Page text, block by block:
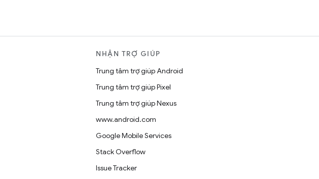
NHẬN TRỢ GIÚP
Trung tâm trợ giúp Android
Trung tâm trợ giúp Pixel
Trung tâm trợ giúp Nexus
www.android.com
Google Mobile Services
Stack Overflow
Issue Tracker